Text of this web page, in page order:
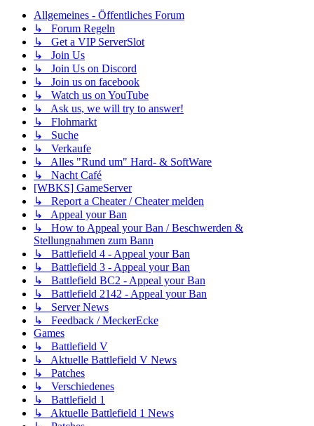
Allgemeines - Öffentliches Forum
↳ Forum Regeln
↳ Get a VIP ServerSlot
↳ Join Us
↳ Join Us on Discord
↳ Join us on facebook
↳ Watch us on YouTube
↳ Ask us, we will try to answer!
↳ Flohmarkt
↳ Suche
↳ Verkaufe
↳ Alles "Rund um" Hard- & SoftWare
↳ Nacht Café
[WBKS] GameServer
↳ Report a Cheater / Cheater melden
↳ Appeal your Ban
↳ How to Appeal your Ban / Beschwerden &
Stellungnahmen zum Bann
↳ Battlefield 4 - Appeal your Ban
↳ Battlefield 3 - Appeal your Ban
↳ Battlefield BC2 - Appeal your Ban
↳ Battlefield 2142 - Appeal your Ban
↳ Server News
↳ Feedback / MeckerEcke
Games
↳ Battlefield V
↳ Aktuelle Battlefield V News
↳ Patches
↳ Verschiedenes
↳ Battlefield 1
↳ Aktuelle Battlefield 1 News